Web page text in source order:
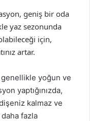
geniş bir oda
yaz sezonunda
için,
artar.
genellikle yoğun ve
yaptığınızda,
kalmaz ve
fazla